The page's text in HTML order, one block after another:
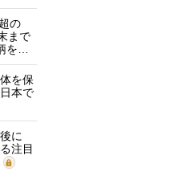
の
まで
を…
を保
本で
に
注目